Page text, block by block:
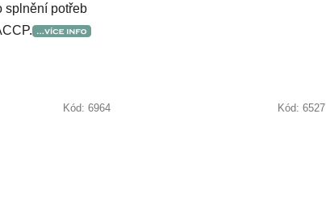
splnění potřeb
Kód: 6964 Kód: 6527